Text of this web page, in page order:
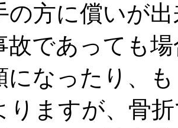
の方に償いが
故であっても
になったり、
りますが、骨